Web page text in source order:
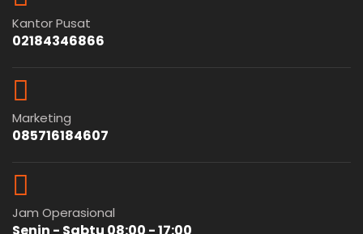
Kantor Pusat
02184346866
Marketing
085716184607
Jam Operasional